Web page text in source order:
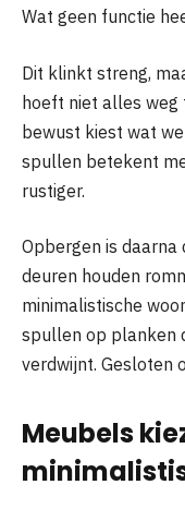
Wat geen functie
Dit klinkt streng,
hoeft niet alles weg
bewust kiest wat
spullen betekent
rustiger.
Opbergen is
deuren houden
minimalistische
spullen op planken
verdwijnt. Gesloten
Meubels